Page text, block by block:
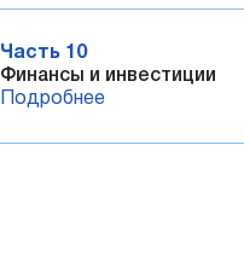
Часть 10
Финансы и инвестиции
Подробнее